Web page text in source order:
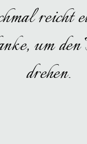
reicht
um
drehen.